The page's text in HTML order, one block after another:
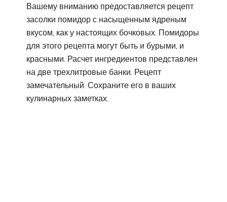
Вашему вниманию предоставляется рецепт
засолки помидор с насыщенным ядреным
вкусом, как у настоящих бочковых. Помидоры
для этого рецепта могут быть и бурыми, и
красными. Расчет ингредиентов представлен
на две трехлитровые банки. Рецепт
замечательный. Сохраните его в ваших
кулинарных заметках.